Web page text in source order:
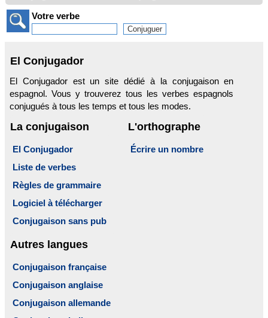
Votre verbe
El Conjugador
El Conjugador est un site dédié à la conjugaison en
espagnol. Vous y trouverez tous les verbes espagnols
conjugués à tous les temps et tous les modes.
La conjugaison
El Conjugador
Liste de verbes
Règles de grammaire
Logiciel à télécharger
Conjugaison sans pub
L'orthographe
Écrire un nombre
Autres langues
Conjugaison française
Conjugaison anglaise
Conjugaison allemande